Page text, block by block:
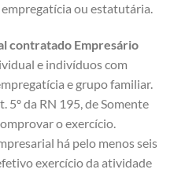
ou estatutária.
contratado Empresário
e indivíduos com
e grupo familiar.
da RN 195, de Somente
o exercício.
há pelo menos seis
exercício da atividade